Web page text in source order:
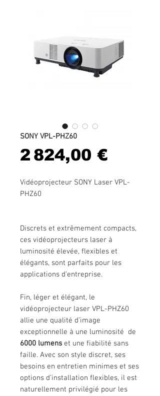
SONY VPL-PHZ60
2 824,00 €Prix
Vidéoprojecteur SONY Laser VPL-
PHZ60
Discrets et extrêmement compacts,
ces vidéoprojecteurs laser à
luminosité élevée, flexibles et
élégants, sont parfaits pour les
applications d'entreprise.
Fin, léger et élégant, le
vidéoprojecteur laser VPL-PHZ60
allie une qualité d’image
exceptionnelle à une luminosité de
6000 lumens et une fiabilité sans
faille. Avec son style discret, ses
besoins en entretien minimes et ses
options d’installation flexibles, il est
naturellement privilégié pour les